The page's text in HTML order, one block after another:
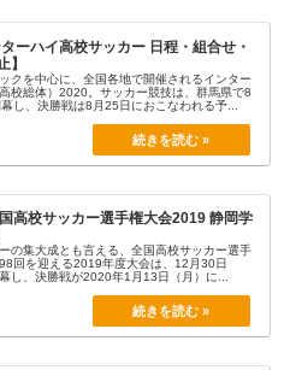
桐蔭学園
0
東福岡
福岡
2
山形
1PK3
近江
滋賀
1PK5
前橋商業
群馬
1
鹿児島
2
丸岡
作陽
1
東福岡
福岡
2
滋賀
0
神村学園
鹿児島
1
富山第一
富山
2
日本文理大附
大分
1
堀越
神村学園
0
富山第一
富山
1
東京A
2
丸岡
福井
0
帝京大可児
岐阜
2
青森
4
堀越
0
青森山田
青森
4
ーハイ高校サッカー 日程・組合せ・
】
クを中心に、全国各地で開催されるインター
校総体）2020。サッカー競技は、群馬県で8
し、決勝戦は8月25日におこなわれる予...
高校サッカー選手権大会2019 静岡学
の集大成とも言える、全国高校サッカー選手
回を迎える2019年度大会は、12月30日
幕し、決勝戦が2020年1月13日（月）に...